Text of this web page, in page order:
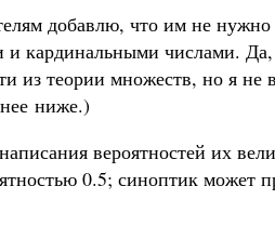
добавлю, что им не нужно
кардинальными числами.
из теории множеств, но я
ниже.)
вероятностей их
0.5; синоптик может